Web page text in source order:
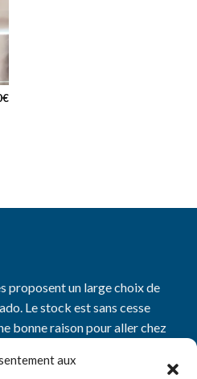
aux
€
proposent un large choix de
Le stock est sans cesse
bonne raison pour aller chez